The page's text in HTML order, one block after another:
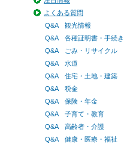
よくある質問
Q&A 観光情報
Q&A 各種証明書・手続き
Q&A ごみ・リサイクル
Q&A 水道
Q&A 住宅・土地・建築
Q&A 税金
Q&A 保険・年金
Q&A 子育て・教育
Q&A 高齢者・介護
Q&A 健康・医療・福祉